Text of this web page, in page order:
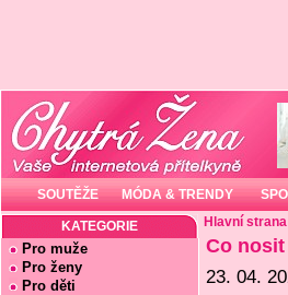
SOUTĚŽE MÓDA & TRENDY
KATEGORIE
Pro muže
Pro ženy
Pro děti
Hlavní strana
Co
23. 04.